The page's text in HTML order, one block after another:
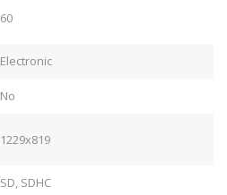
60
Electronic
No
1229x819
SD, SDHC